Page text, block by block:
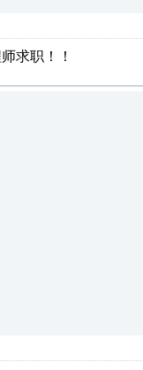
求职！！